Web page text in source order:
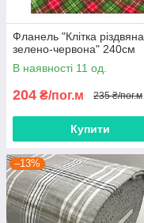
Фланель "Клітка різдвяна
зелено-червона" 240см
В наявності 11 од.
204 ₴/пог.м 235 ₴/пог.м
Купити
–13%